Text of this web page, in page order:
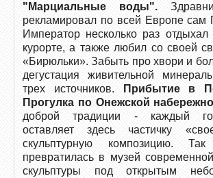
"Марциальные воды".
рекламировал по всей Европе сам
Император несколько раз
курорте, а также любил со своей
«Бирюльки». Забыть про хвори и
дегустация живительной
трех источников.
Прибытие в
Прогулка по Онежской
доброй традиции - каждый
оставляет здесь частичку
скульптурную композицию. Так
превратилась в музей
скульптуры под открытым